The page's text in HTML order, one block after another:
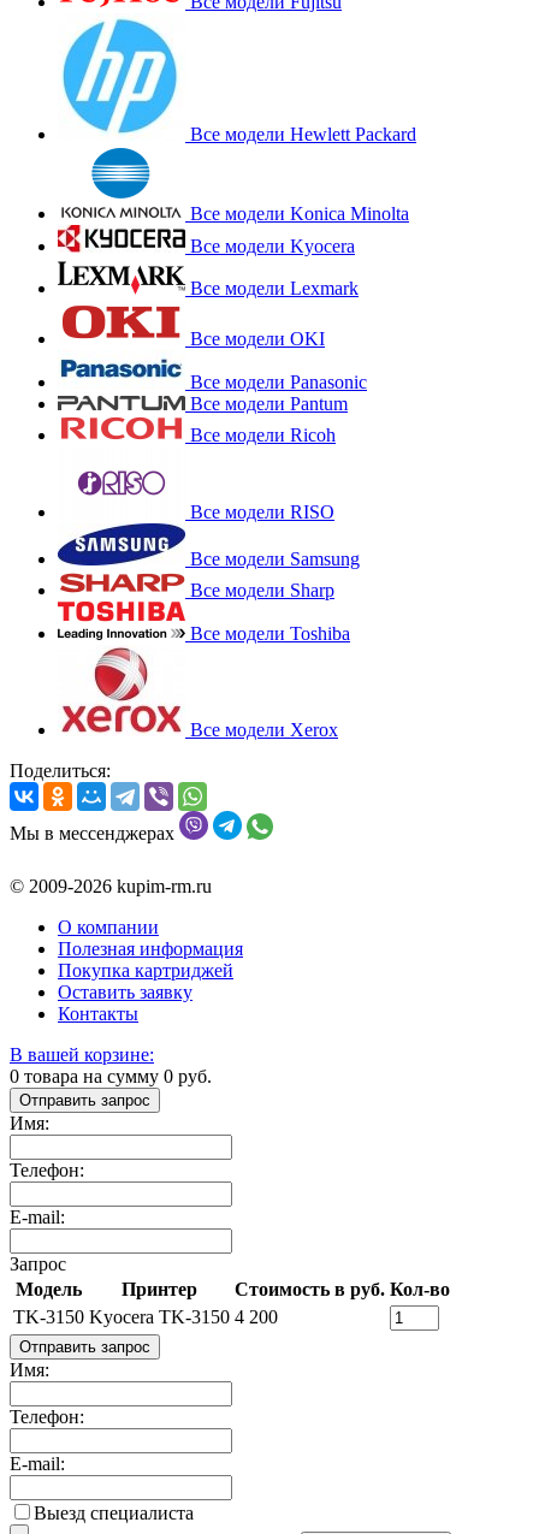
Все модели Hewlett Packard
Все модели Konica Minolta
Все модели Kyocera
Все модели Lexmark
Все модели OKI
Все модели Panasonic
Все модели Pantum
Все модели Ricoh
Все модели RISO
Все модели Samsung
Все модели Sharp
Все модели Toshiba
Все модели Xerox
Поделиться:
Мы в мессенджерах
© 2009-2026 kupim-rm.ru
О компании
Полезная информация
Покупка картриджей
Оставить заявку
Контакты
В вашей корзине:
0 товара на сумму 0 руб.
Отправить запрос
Имя:
Телефон:
E-mail:
Запрос
Модель
Принтер Стоимость в руб. Кол-во
TK-3150 Kyocera TK-3150 4 200
Отправить запрос
Имя:
Телефон:
E-mail:
Выезд специалиста